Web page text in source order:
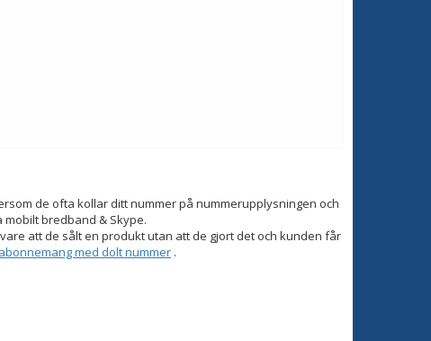
de ofta kollar ditt nummer på nummerupplysningen och
bredband & Skype.
att de sålt en produkt utan att de gjort det och kunden får
med dolt nummer .